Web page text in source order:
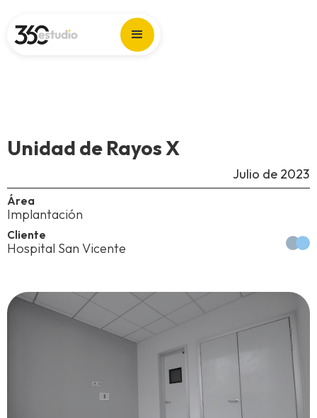
Unidad de Rayos X
Julio de 2023
Área
Implantación
Cliente
Hospital San Vicente